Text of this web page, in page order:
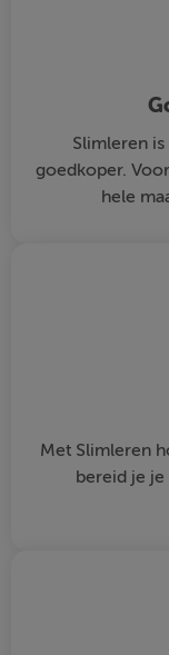
Slimleren
goedkoper.
hele
Met Slimleren
bereid je